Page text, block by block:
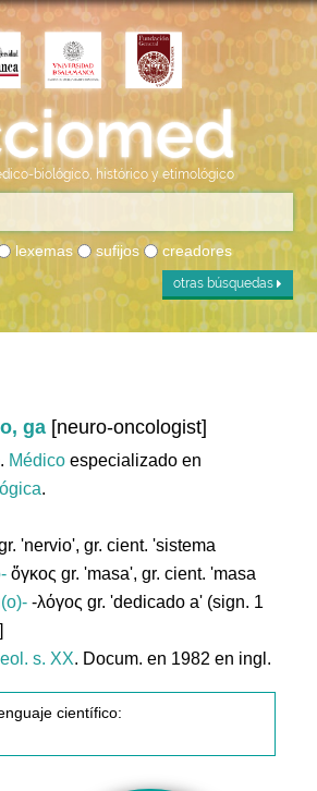
biológico, histórico y etimológico
lexemas sufijos creadores
otras búsquedas
ga [neuro-oncologist]
Médico especializado en
.
'nervio', gr. cient. 'sistema
ὄγκος gr. 'masa', gr. cient. 'masa
-λόγος gr. 'dedicado a' (sign. 1
s. XX. Docum. en 1982 en ingl.
científico: